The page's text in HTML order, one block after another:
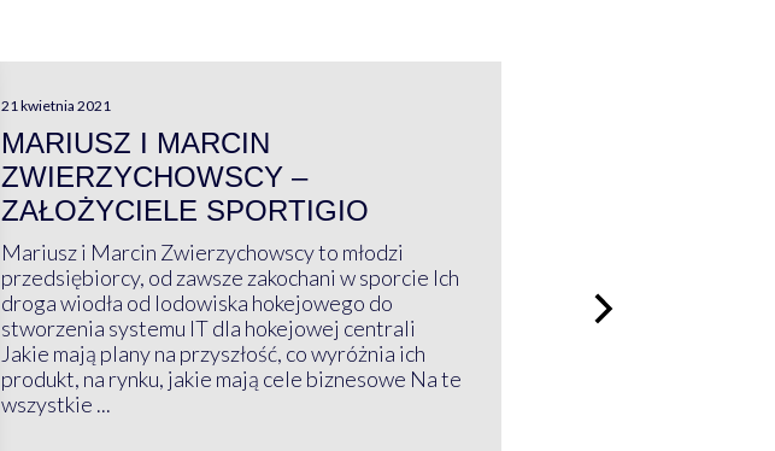
21 kwietnia 2021
MARIUSZ I MARCIN
ZWIERZYCHOWSCY –
ZAŁOŻYCIELE SPORTIGIO
Mariusz i Marcin Zwierzychowscy to młodzi
przedsiębiorcy, od zawsze zakochani w sporcie Ich
droga wiodła od lodowiska hokejowego do
stworzenia systemu IT dla hokejowej centrali
Jakie mają plany na przyszłość, co wyróżnia ich
produkt, na rynku, jakie mają cele biznesowe Na te
wszystkie ...